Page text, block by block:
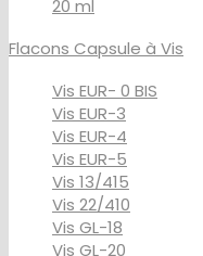
20 ml
Flacons Capsule à Vis
Vis EUR- 0 BIS
Vis EUR-3
Vis EUR-4
Vis EUR-5
Vis 13/415
Vis 22/410
Vis GL-18
Vis GL-20